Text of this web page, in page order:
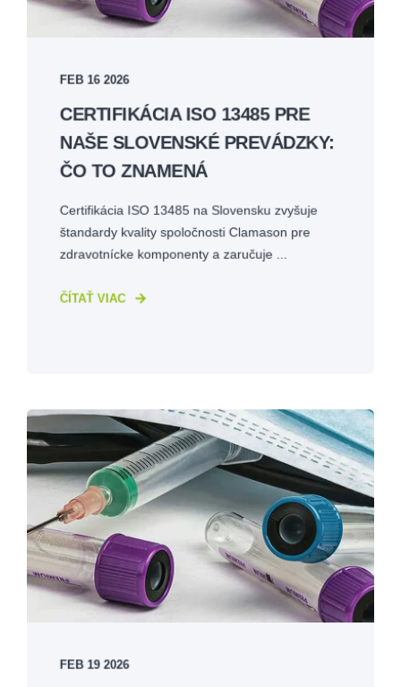
FEB 16 2026
CERTIFIKÁCIA ISO 13485 PRE
NAŠE SLOVENSKÉ PREVÁDZKY:
ČO TO ZNAMENÁ
Certifikácia ISO 13485 na Slovensku zvyšuje
štandardy kvality spoločnosti Clamason pre
zdravotnícke komponenty a zaručuje ...
ČÍTAŤ VIAC
FEB 19 2026